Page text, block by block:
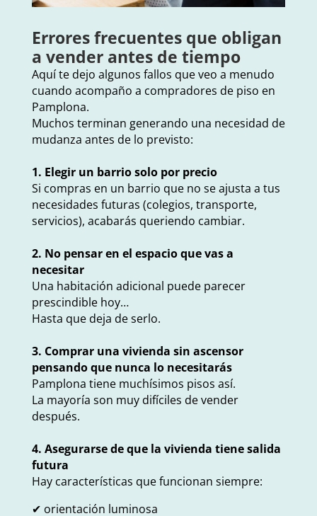
Errores frecuentes que obligan
a vender antes de tiempo
Aquí te dejo algunos fallos que veo a menudo
cuando acompaño a compradores de piso en
Pamplona.
Muchos terminan generando una necesidad de
mudanza antes de lo previsto:
1. Elegir un barrio solo por precio
Si compras en un barrio que no se ajusta a tus
necesidades futuras (colegios, transporte,
servicios), acabarás queriendo cambiar.
2. No pensar en el espacio que vas a
necesitar
Una habitación adicional puede parecer
prescindible hoy…
Hasta que deja de serlo.
3. Comprar una vivienda sin ascensor
pensando que nunca lo necesitarás
Pamplona tiene muchísimos pisos así.
La mayoría son muy difíciles de vender
después.
4. Asegurarse de que la vivienda tiene salida
futura
Hay características que funcionan siempre:
✔ orientación luminosa